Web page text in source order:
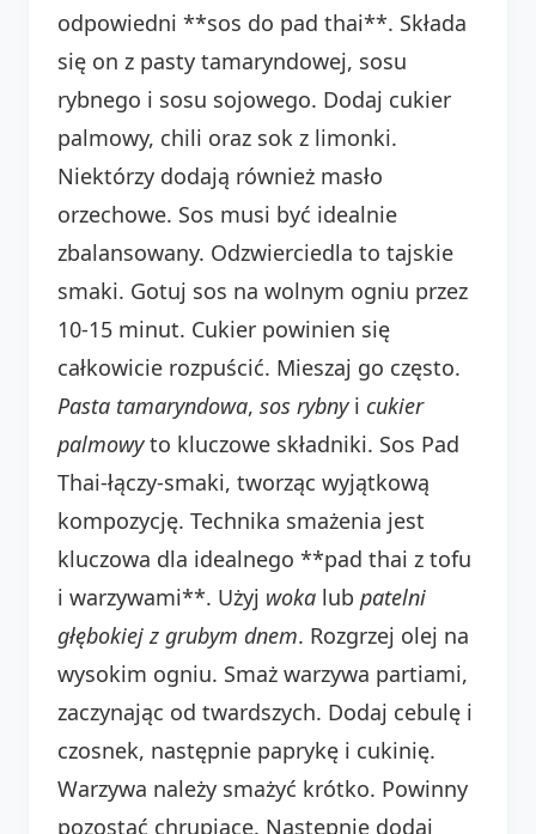
odpowiedni **sos do pad thai**. Składa
się on z pasty tamaryndowej, sosu
rybnego i sosu sojowego. Dodaj cukier
palmowy, chili oraz sok z limonki.
Niektórzy dodają również masło
orzechowe. Sos musi być idealnie
zbalansowany. Odzwierciedla to tajskie
smaki. Gotuj sos na wolnym ogniu przez
10-15 minut. Cukier powinien się
całkowicie rozpuścić. Mieszaj go często.
Pasta tamaryndowa, sos rybnyi cukier
palmowyto kluczowe składniki. Sos Pad
Thai-łączy-smaki, tworząc wyjątkową
kompozycję. Technika smażenia jest
kluczowa dla idealnego **pad thai z tofu
i warzywami**. Użyj woka lub patelni
głębokiej z grubym dnem. Rozgrzej olej na
wysokim ogniu. Smaż warzywa partiami,
zaczynając od twardszych. Dodaj cebulę i
czosnek, następnie paprykę i cukinię.
Warzywa należy smażyć krótko. Powinny
pozostać chrupiące. Następnie dodaj